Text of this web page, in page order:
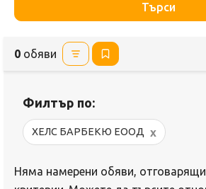
Търси
0 обяви
Филтър по:
ХЕЛС БАРБЕКЮ ЕООД x
Няма намерени обяви,